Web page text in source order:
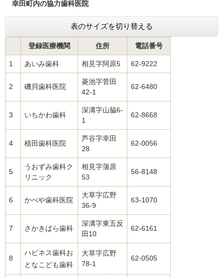
幸田町内の協力歯科医院
表のサイズを切り替える
登録医療機関 住所 電話番号
1 あいみ歯科 相見字阿原5 62-9222
2 磯貝歯科医院
菱池字菅田
42-1
62-6480
3 いちかわ歯科
深溝字山脇6-
1
62-8668
4 植田歯科医院
芦谷字幸田
28
62-0056
5
うおずみ歯科ク
リニック
相見字蒲原
53
56-8148
6 かべや歯科医院
大草字広野
36-9
63-1070
7 さかきばら歯科
深溝字東五反
田10
62-6161
8
ハピネス歯科お
となこども歯科
大草字広野
78‐1
62-0505